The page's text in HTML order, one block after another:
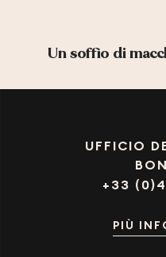
Un soffio di
UFFICIO
+33
PIÙ